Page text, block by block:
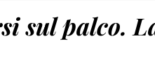
sul palco.